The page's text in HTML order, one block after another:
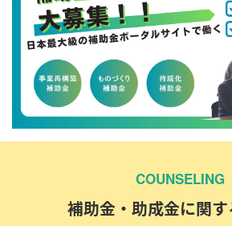
COUNSELING
補助金・助成金に関